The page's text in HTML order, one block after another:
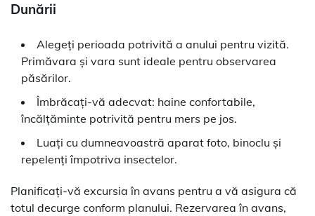
Dunării
Alegeți perioada potrivită a anului pentru vizită.
Primăvara și vara sunt ideale pentru observarea
păsărilor.
Îmbrăcați-vă adecvat: haine confortabile,
încălțăminte potrivită pentru mers pe jos.
Luați cu dumneavoastră aparat foto, binoclu și
repelenți împotriva insectelor.
Planificați-vă excursia în avans pentru a vă asigura că
totul decurge conform planului. Rezervarea în avans,